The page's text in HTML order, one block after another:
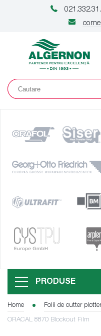
PRODUSE
Home Folii de cutter plotter
ORACAL 8870 Blockout Film